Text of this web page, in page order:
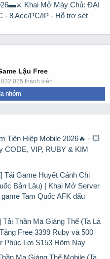
Khai Mở Máy Chủ: ĐẠI
- 8 Acc/PC/IP - Hỗ trợ sét
Lậu Free
thành viên
nhóm
Tiên Hiệp Mobile 2026🔥 - 💥
CODE, VIP, RUBY & KIM
Tải Game Huyết Cảnh Chi
Bản Lậu) | Khai Mở Server
Tam Quốc AFK đấu
Tải Thần Ma Giáng Thế (Ta Là
Free 3399 Ruby và 500
Phúc Lợi S153 Hôm Nay